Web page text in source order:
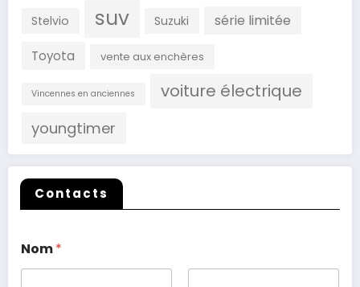
Stelvio suv Suzuki série limitée
Toyota vente aux enchères
Vincennes en anciennes voiture électrique
youngtimer
Contacts
Nom*